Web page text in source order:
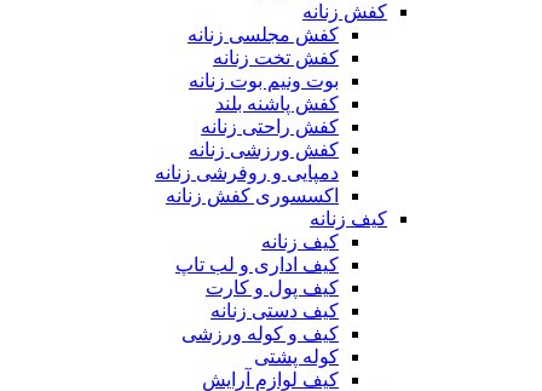
کفش زنانه
کفش مجلسی زنانه
کفش تخت زنانه
بوت ونیم بوت زنانه
کفش پاشنه بلند
کفش راحتی زنانه
کفش ورزشی زنانه
دمپایی و روفرشی زنانه
اکسسوری کفش زنانه
کیف زنانه
کیف زنانه
کیف اداری و لب تاپ
کیف پول و کارت
کیف دستی زنانه
کیف و کوله ورزشی
کوله پشتی
کیف لوازم آرایش